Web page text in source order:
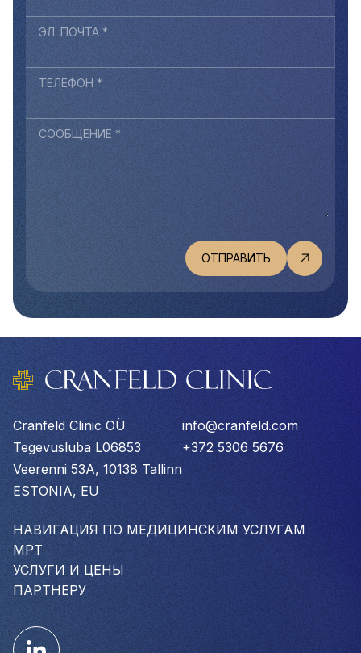
ЭЛ. ПОЧТА *
ТЕЛЕФОН *
СООБЩЕНИЕ *
Cranfeld Clinic OÜ
Tegevusluba L06853
Veerenni 53A, 10138 Tallinn
ESTONIA, EU
info@cranfeld.com
+372 5306 5676
НАВИГАЦИЯ ПО МЕДИЦИНСКИМ УСЛУГАМ
МРТ
УСЛУГИ И ЦЕНЫ
ПАРТНЕРУ